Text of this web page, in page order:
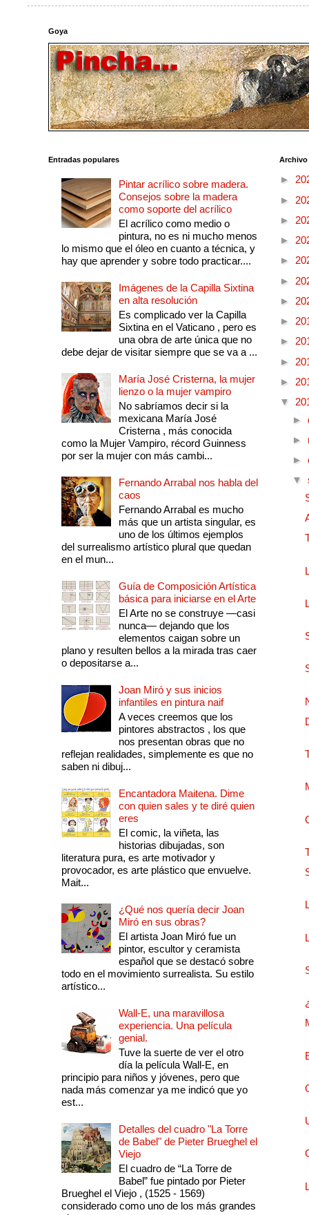
Goya
Entradas populares
Pintar acrílico sobre madera.
Consejos sobre la madera
como soporte del acrílico
El acrílico como medio o
pintura, no es ni mucho menos
lo mismo que el óleo en cuanto a técnica, y
hay que aprender y sobre todo practicar....
Imágenes de la Capilla Sixtina
en alta resolución
Es complicado ver la Capilla
Sixtina en el Vaticano , pero es
una obra de arte única que no
debe dejar de visitar siempre que se va a ...
María José Cristerna, la mujer
lienzo o la mujer vampiro
No sabríamos decir si la
mexicana María José
Cristerna , más conocida
como la Mujer Vampiro, récord Guinness
por ser la mujer con más cambi...
Fernando Arrabal nos habla del
caos
Fernando Arrabal es mucho
más que un artista singular, es
uno de los últimos ejemplos
del surrealismo artístico plural que quedan
en el mun...
Guía de Composición Artística
básica para iniciarse en el Arte
El Arte no se construye —casi
nunca— dejando que los
elementos caigan sobre un
plano y resulten bellos a la mirada tras caer
o depositarse a...
Joan Miró y sus inicios
infantiles en pintura naif
A veces creemos que los
pintores abstractos , los que
nos presentan obras que no
reflejan realidades, simplemente es que no
saben ni dibuj...
Encantadora Maitena. Dime
con quien sales y te diré quien
eres
El comic, la viñeta, las
historias dibujadas, son
literatura pura, es arte motivador y
provocador, es arte plástico que envuelve.
Mait...
¿Qué nos quería decir Joan
Miró en sus obras?
El artista Joan Miró fue un
pintor, escultor y ceramista
español que se destacó sobre
todo en el movimiento surrealista. Su estilo
artístico...
Wall-E, una maravillosa
experiencia. Una película
genial.
Tuve la suerte de ver el otro
día la película Wall-E, en
principio para niños y jóvenes, pero que
nada más comenzar ya me indicó que yo
est...
Detalles del cuadro "La Torre
de Babel" de Pieter Brueghel el
Viejo
El cuadro de “La Torre de
Babel” fue pintado por Pieter
Brueghel el Viejo , (1525 - 1569)
considerado como uno de los más grandes
►
►
►
►
►
►
►
►
►
►
►
▼
►
►
►
▼